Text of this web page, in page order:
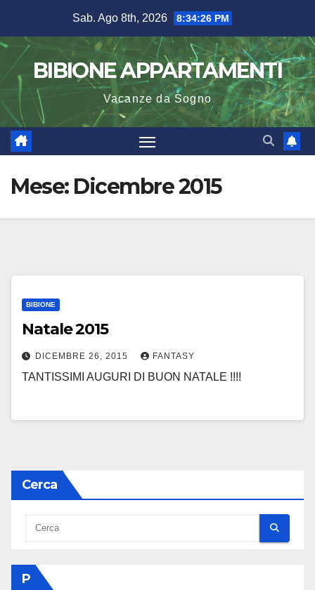
contenuto
Sab. Ago 8th, 2026 8:34:27 PM
BIBIONE APPARTAMENTI
Vacanze da Sogno
Mese: Dicembre 2015
BIBIONE
Natale 2015
DICEMBRE 26, 2015 FANTASY
TANTISSIMI AUGURI DI BUON NATALE !!!!
Cerca
P